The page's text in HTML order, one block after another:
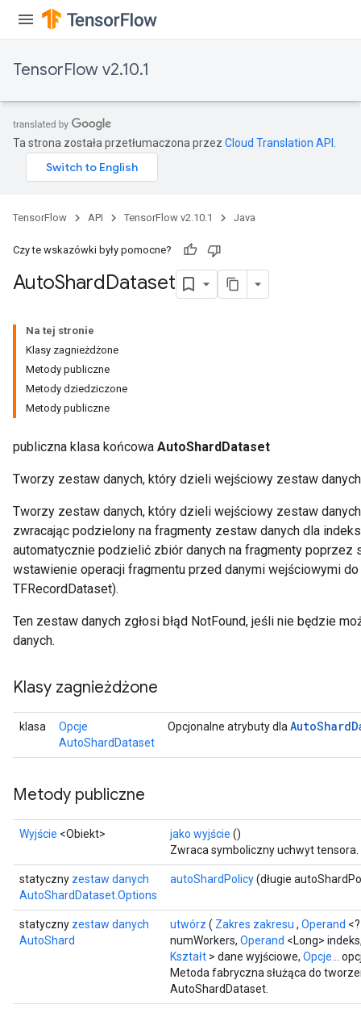
TensorFlow v2.10.1
Ta strona została przetłumaczona przez Cloud Translation API
TensorFlow API TensorFlow v2.10.1 Java
Czy te wskazówki były pomocne?
AutoShardDataset
Na tej stronie
Klasy zagnieżdżone
Metody publiczne
Metody dziedziczone
Metody publiczne
publiczna klasa końcowa AutoShardDataset
Tworzy zestaw danych, który dzieli wejściowy zestaw
Tworzy zestaw danych, który dzieli wejściowy zestaw
zwracając podzielony na fragmenty zestaw danych dla
automatycznie podzielić zbiór danych na fragmenty poprzez
wstawienie operacji fragmentu przed danymi wejściowymi
TFRecordDataset).
Ten zestaw danych zgłosi błąd NotFound, jeśli nie będzie
danych.
Klasy zagnieżdżone
klasa
Opcje
AutoShardDataset
Opcjonalne atrybuty dla AutoShard
Metody publiczne
Wyjście <Obiekt> jako wyjście ()
Zwraca symboliczny uchwyt tensora.
statyczny zestaw danych
AutoShardDataset.Options
autoShardPolicy(długie
statyczny zestaw danych
AutoShard
utwórz ( Zakres zakresu , Operand
numWorkers, Operand <Long>
Kształt > dane wyjściowe, Opcje...
Metoda fabryczna służąca do
AutoShardDataset.